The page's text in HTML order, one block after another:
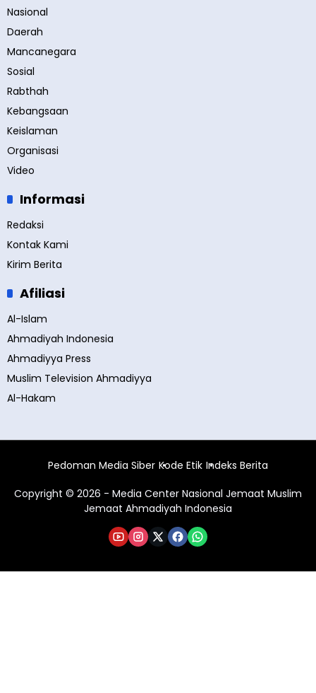
Nasional
Daerah
Mancanegara
Sosial
Rabthah
Kebangsaan
Keislaman
Organisasi
Video
Informasi
Redaksi
Kontak Kami
Kirim Berita
Afiliasi
Al-Islam
Ahmadiyah Indonesia
Ahmadiyya Press
Muslim Television Ahmadiyya
Al-Hakam
Pedoman Media Siber Kode Etik Indeks Berita
Copyright © 2026 - Media Center Nasional Jemaat Muslim
Jemaat Ahmadiyah Indonesia